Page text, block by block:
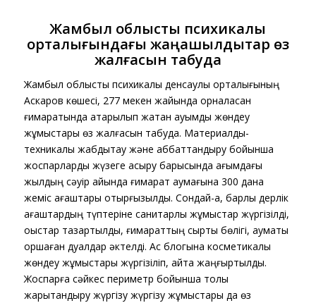
Жамбыл облыстық психикалық
орталығындағы жаңашылдықтар өз
жалғасын табуда
Жамбыл облыстық психикалық денсаулық орталығының
Аскаров көшесі, 277 мекен жайында орналасқан
ғимаратында атқарылып жатқан ауқымды жөндеу
жұмыстары өз жалғасын табуда. Материалды-
техникалық жабдықтау және аббаттандыру бойынша
жоспарларды жүзеге асыру барысында ағымдағы
жылдың сәуір айында ғимарат аумағына 300 дана
жеміс ағаштары отырғызылды. Сондай-ақ, барлық дерлік
ағаштардың түптеріне санитарлық жұмыстар жүргізілді,
қоқыстар тазартылды, ғимараттың сырты бөлігі, аумақты
қоршаған дуалдар әктелді. Ас блогына косметикалық
жөндеу жұмыстары жүргізіліп, қайта жаңғыртылды.
Жоспарға сәйкес периметр бойынша толық
жарықтандыру жүргізу жүргізу жұмыстары да өз